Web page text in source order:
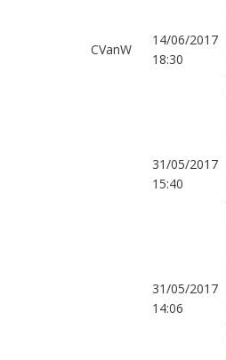
CVanW
14/06/2017
18:30
31/05/2017
15:40
31/05/2017
14:06